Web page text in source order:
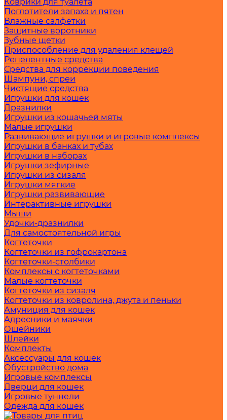
Поглотители запаха и пятен
Влажные салфетки
Защитные воротники
Зубные щетки
Приспособление для удаления клещей
Репелентные средства
Средства для коррекции поведения
Шампуни, спреи
Чистящие средства
Игрушки для кошек
Дразнилки
Игрушки из кошачьей мяты
Малые игрушки
Развивающие игрушки и игровые комплексы
Игрушки в банках и тубах
Игрушки в наборах
Игрушки зефирные
Игрушки из сизаля
Игрушки мягкие
Игрушки развивающие
Интерактивные игрушки
Мыши
Удочки-дразнилки
Для самостоятельной игры
Когтеточки
Когтеточки из гофрокартона
Когтеточки-столбики
Комплексы с когтеточками
Малые когтеточки
Когтеточки из сизаля
Когтеточки из ковролина, джута и пеньки
Амуниция для кошек
Адресники и маячки
Ошейники
Шлейки
Комплекты
Аксессуары для кошек
Обустройство дома
Игровые комплексы
Дверци для кошек
Игровые туннели
Одежда для кошек